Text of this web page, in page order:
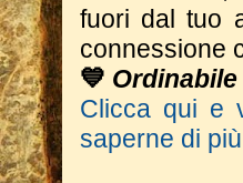
fuori dal tuo
connessione
💙 Ordinabile
Clicca qui e
saperne di più